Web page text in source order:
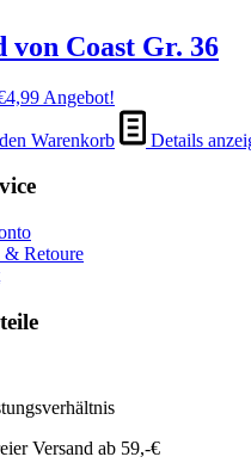
von Coast Gr. 36
war:
4,99Aktueller
ist:
Angebot!
Warenkorb Details
& Retoure
Versand ab 59,-€